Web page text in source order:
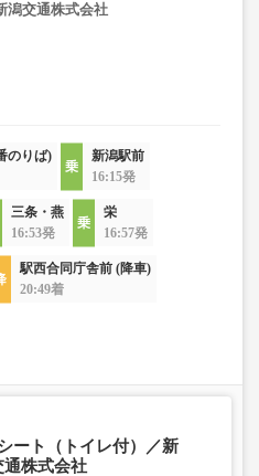
潟交通株式会社
のりば)
新潟駅前
16:15発
三条・燕
16:53発
栄
16:57発
駅西合同庁舎前 (降車)
20:49着
ート（トイレ付）／新
通株式会社